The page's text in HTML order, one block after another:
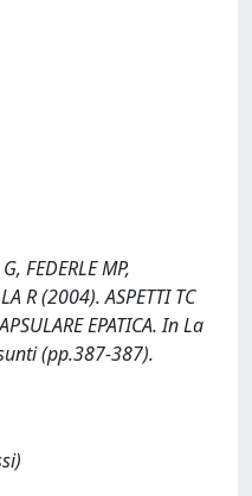
FEDERLE MP,
R (2004). ASPETTI TC
EPATICA. In La
(pp.387-387).